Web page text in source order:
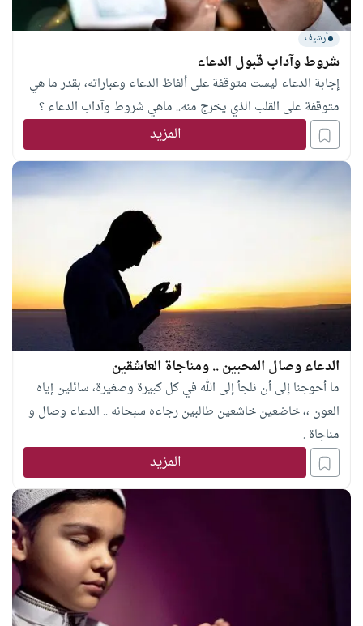
أرشيف
شروط وآداب قبول الدعاء
إجابة الدعاء ليست متوقفة على ألفاظ الدعاء وعباراته، بقدر ما هي
متوقفة على القلب الذي يخرج منه.. ماهي شروط وآداب الدعاء ؟
المزيد
الدعاء وصال المحبين .. ومناجاة العاشقين
ما أحوجنا إلى أن نلجأ إلى الله في كل كبيرة وصغيرة، سائلين إياه
العون ،، خاضعين خاشعين طالبين رجاءه سبحانه .. الدعاء وصال و
مناجاة .
المزيد